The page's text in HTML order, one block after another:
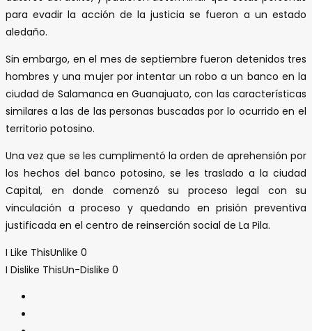
para evadir la acción de la justicia se fueron a un estado
aledaño.
Sin embargo, en el mes de septiembre fueron detenidos tres
hombres y una mujer por intentar un robo a un banco en la
ciudad de Salamanca en Guanajuato, con las características
similares a las de las personas buscadas por lo ocurrido en el
territorio potosino.
Una vez que se les cumplimentó la orden de aprehensión por
los hechos del banco potosino, se les traslado a la ciudad
Capital, en donde comenzó su proceso legal con su
vinculación a proceso y quedando en prisión preventiva
justificada en el centro de reinserción social de La Pila.
I Like ThisUnlike 0
I Dislike ThisUn-Dislike 0